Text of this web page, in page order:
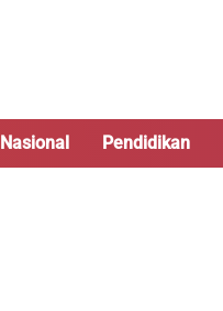
Nasional Pendidikan